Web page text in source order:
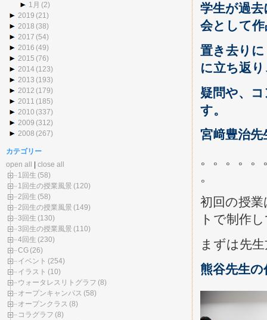
1月 (2)
2019 (21)
2018 (38)
2017 (54)
2016 (49)
2015 (76)
2014 (123)
2013 (193)
2012 (179)
2011 (185)
2010 (337)
2009 (312)
2008 (267)
カテゴリー
open all
close all
1回生 (58)
1回生の授業風景 (120)
2回生 (58)
2回生の授業風景 (149)
3回生 (130)
3回生の授業風景 (110)
4回生 (230)
CG (26)
イベント (254)
イラスト (10)
ウォータレスリトグラフ (8)
オープンキャンパス (58)
オープンクラス (8)
コラグラフ (8)
学生が過
会として
置き去り
に立ち返
疑問や、
す。
宮﨑豊治
。。。。
。
初回の授
トで制作
まずは先
熊谷先生の